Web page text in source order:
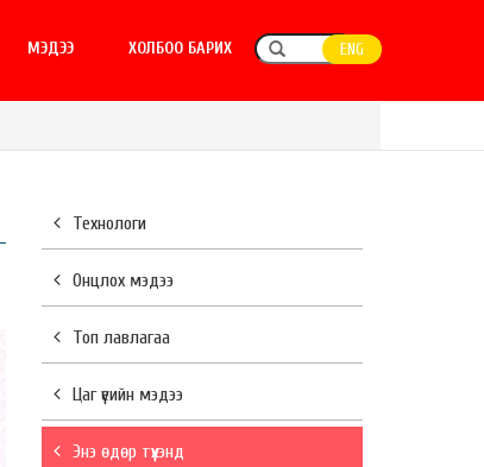
МЭДЭЭ ХОЛБОО БАРИХ ENG
Технологи
Онцлох мэдээ
Топ лавлагаа
Цаг үеийн мэдээ
Энэ өдөр түүхэнд